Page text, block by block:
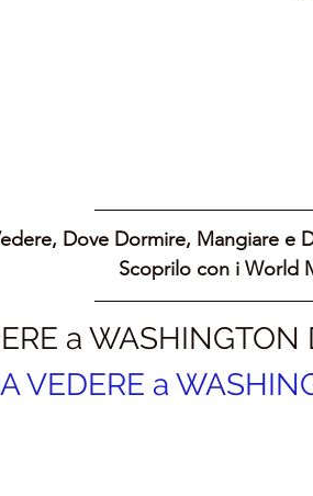
Dove Dormire, Mangiare e
Scoprilo con i World
a WASHINGTON
VEDERE a